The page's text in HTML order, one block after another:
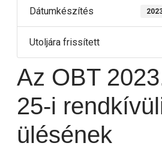
Dátumkészítés
Utoljára frissített
Az OBT
25-i
ülésének